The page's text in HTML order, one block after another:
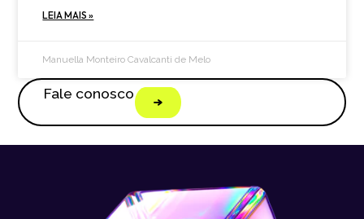
LEIA MAIS »
Manuella Monteiro Cavalcanti de Melo
Fale conosco